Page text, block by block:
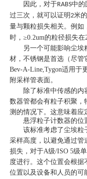
因此，对于RABS中的
过三次，就可以证明2米
量与颗粒损失相关。例如
时， ≥0.2um的粒径损失在
另一个可能影响尘
材，不锈钢是首选（尽管
Bev-A-Line,Tygon适用于
附采样管表面。
除了标准中传感的
数器管都会有粒子积聚，
测的情况下。这意味着应
悬浮粒子计数器的位
该标准考虑了尘埃粒
采样高度，以避免通过管
损失，对于A级/ISO 5级
度进行。这个位置会根
位置以及设备和人员的可